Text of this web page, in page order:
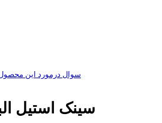
سوال درمورد این
سینک استیل البرز کد